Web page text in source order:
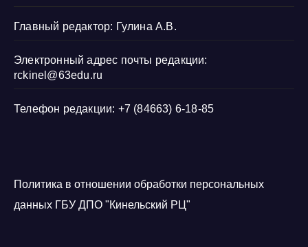
Главный редактор: Гулина А.В.
Электронный адрес почты редакции:
rckinel@63edu.ru
Телефон редакции: +7 (84663) 6-18-85
Политика в отношении обработки персональных
данных ГБУ ДПО "Кинельский РЦ"